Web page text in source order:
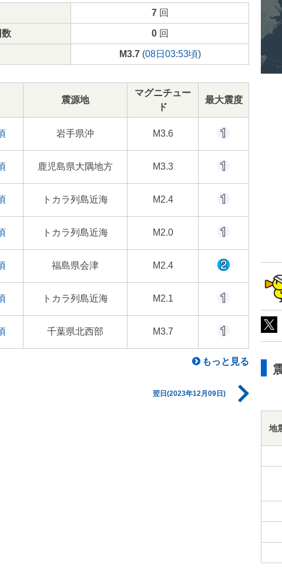
7回
数 0回
M3.7(08日03:53頃)
震源地
マグニチュー
ド
最大震度
岩手県沖 M3.6
鹿児島県大隅地方 M3.3
トカラ列島近海 M2.4
トカラ列島近海 M2.0
福島県会津 M2.4
トカラ列島近海 M2.1
千葉県北西部 M3.7
もっと見る
翌日(2023年12月09日)
地